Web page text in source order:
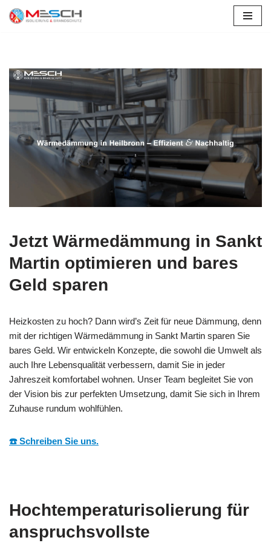
Jetzt Wärmedämmung in Sankt
Martin optimieren und bares
Geld sparen
Heizkosten zu hoch? Dann wird’s Zeit für neue Dämmung, denn
mit der richtigen Wärmedämmung in Sankt Martin sparen Sie
bares Geld. Wir entwickeln Konzepte, die sowohl die Umwelt als
auch Ihre Lebensqualität verbessern, damit Sie in jeder
Jahreszeit komfortabel wohnen. Unser Team begleitet Sie von
der Vision bis zur perfekten Umsetzung, damit Sie sich in Ihrem
Zuhause rundum wohlfühlen.
☎️ Schreiben Sie uns.
Hochtemperaturisolierung für
anspruchsvollste